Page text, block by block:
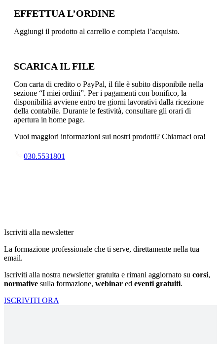
EFFETTUA L’ORDINE
Aggiungi il prodotto al carrello e completa l’acquisto.
SCARICA IL FILE
Con carta di credito o PayPal, il file è subito disponibile nella
sezione “I miei ordini”. Per i pagamenti con bonifico, la
disponibilità avviene entro tre giorni lavorativi dalla ricezione
della contabile. Durante le festività, consultare gli orari di
apertura in home page.
Vuoi maggiori informazioni sui nostri prodotti? Chiamaci ora!
030.5531801
Iscriviti alla newsletter
La formazione professionale che ti serve, direttamente nella tua
email.
Iscriviti alla nostra newsletter gratuita e rimani aggiornato su corsi,
normative sulla formazione, webinar ed eventi gratuiti.
ISCRIVITI ORA